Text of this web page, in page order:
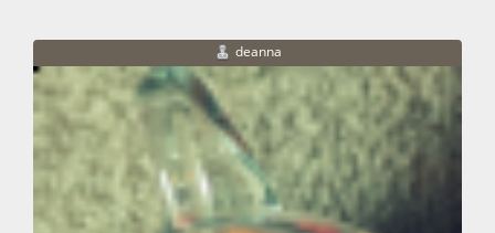
deanna